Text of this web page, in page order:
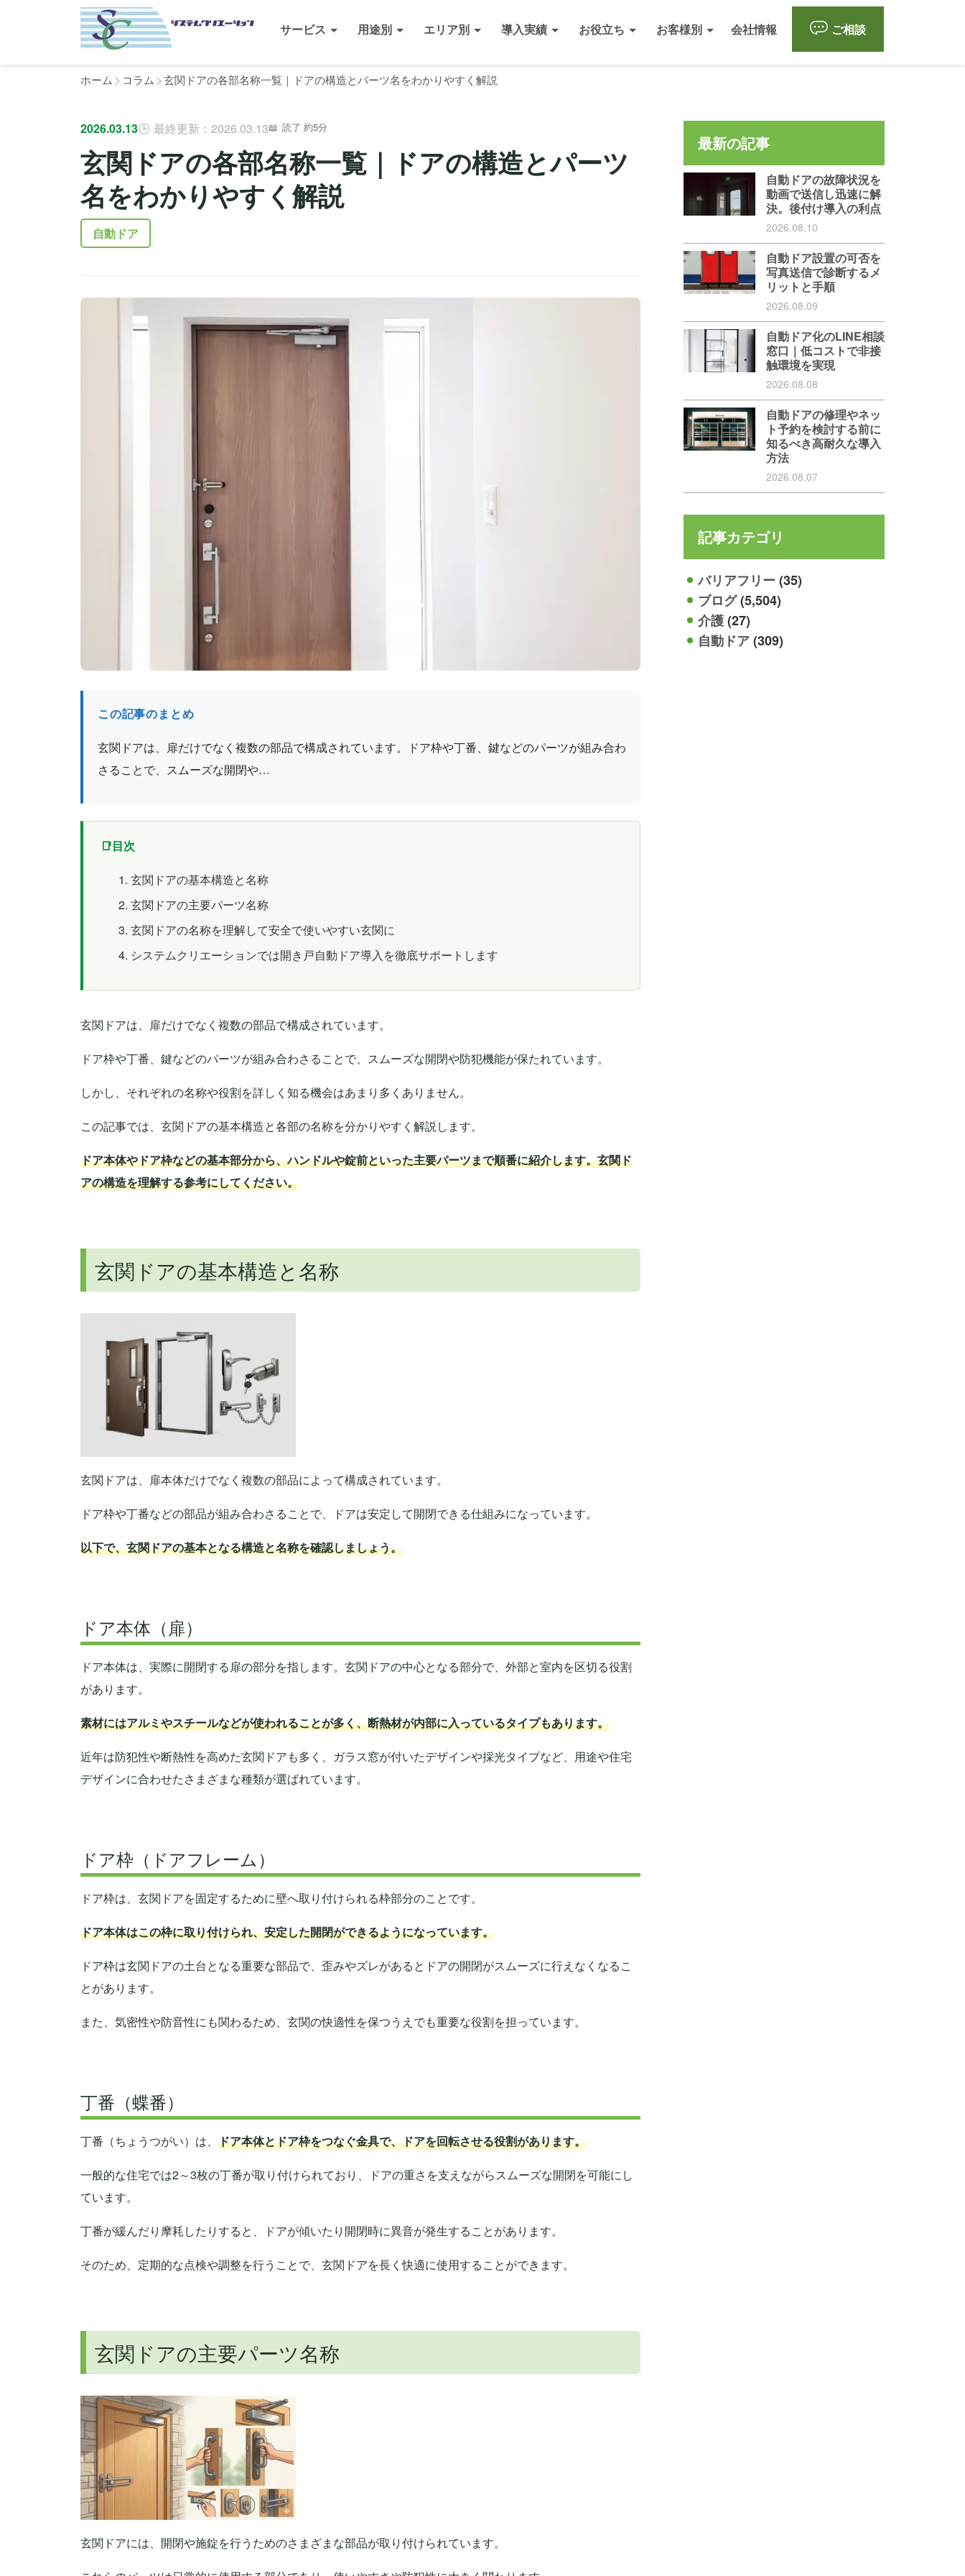
サービス 用途別 エリア別 導入実績 お役立ち お客様別 会社情報 ご相談
ホーム コラム 玄関ドアの各部名称一覧｜ドアの構造とパーツ名をわかりやすく解説
2026.03.13 最終更新：2026.03.13 読了 約5分
玄関ドアの各部名称一覧｜ドアの構造とパーツ
名をわかりやすく解説
自動ドア
この記事のまとめ
玄関ドアは、扉だけでなく複数の部品で構成されています。ドア枠や丁番、鍵などのパーツが組み合わ
さることで、スムーズな開閉や…
目次
玄関ドアの基本構造と名称
玄関ドアの主要パーツ名称
玄関ドアの名称を理解して安全で使いやすい玄関に
システムクリエーションでは開き戸自動ドア導入を徹底サポートします
玄関ドアは、扉だけでなく複数の部品で構成されています。
ドア枠や丁番、鍵などのパーツが組み合わさることで、スムーズな開閉や防犯機能が保たれています。
しかし、それぞれの名称や役割を詳しく知る機会はあまり多くありません。
この記事では、玄関ドアの基本構造と各部の名称を分かりやすく解説します。
ドア本体やドア枠などの基本部分から、ハンドルや錠前といった主要パーツまで順番に紹介します。玄関ド
アの構造を理解する参考にしてください。
玄関ドアの基本構造と名称
玄関ドアは、扉本体だけでなく複数の部品によって構成されています。
ドア枠や丁番などの部品が組み合わさることで、ドアは安定して開閉できる仕組みになっています。
以下で、玄関ドアの基本となる構造と名称を確認しましょう。
ドア本体（扉）
ドア本体は、実際に開閉する扉の部分を指します。玄関ドアの中心となる部分で、外部と室内を区切る役割
があります。
素材にはアルミやスチールなどが使われることが多く、断熱材が内部に入っているタイプもあります。
近年は防犯性や断熱性を高めた玄関ドアも多く、ガラス窓が付いたデザインや採光タイプなど、用途や住宅
デザインに合わせたさまざまな種類が選ばれています。
ドア枠（ドアフレーム）
ドア枠は、玄関ドアを固定するために壁へ取り付けられる枠部分のことです。
ドア本体はこの枠に取り付けられ、安定した開閉ができるようになっています。
ドア枠は玄関ドアの土台となる重要な部品で、歪みやズレがあるとドアの開閉がスムーズに行えなくなるこ
とがあります。
また、気密性や防音性にも関わるため、玄関の快適性を保つうえでも重要な役割を担っています。
丁番（蝶番）
丁番（ちょうつがい）は、 ドア本体とドア枠をつなぐ金具で、ドアを回転させる役割があります。
一般的な住宅では2～3枚の丁番が取り付けられており、ドアの重さを支えながらスムーズな開閉を可能にし
ています。
丁番が緩んだり摩耗したりすると、ドアが傾いたり開閉時に異音が発生することがあります。
そのため、定期的な点検や調整を行うことで、玄関ドアを長く快適に使用することができます。
玄関ドアの主要パーツ名称
玄関ドアには、開閉や施錠を行うためのさまざまな部品が取り付けられています。
最新の記事
自動ドアの故障状況を
動画で送信し迅速に解
決。後付け導入の利点
2026.08.10
自動ドア設置の可否を
写真送信で診断するメ
リットと手順
2026.08.09
自動ドア化のLINE相談
窓口｜低コストで非接
触環境を実現
2026.08.08
自動ドアの修理やネッ
ト予約を検討する前に
知るべき高耐久な導入
方法
2026.08.07
記事カテゴリ
バリアフリー(35)
ブログ(5,504)
介護(27)
自動ドア(309)